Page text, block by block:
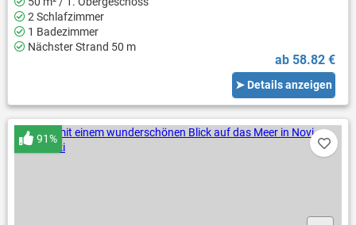
2 Schlafzimmer
1 Badezimmer
Nächster Strand 50 m
ab 58.82 €
➤ Details anzeigen
91%